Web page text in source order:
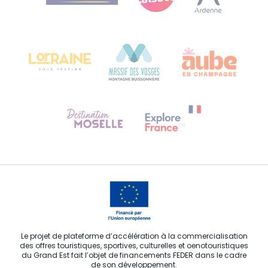
Bureau de Colmar (siège administratif)
Contactez-nous
Le projet de plateforme d’accélération à la commercialisation
des offres touristiques, sportives, culturelles et oenotouristiques
du Grand Est fait l’objet de financements FEDER dans le cadre